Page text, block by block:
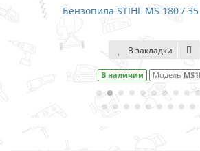
Бензопила STIHL MS 180 /
В закладки
В наличии Модель